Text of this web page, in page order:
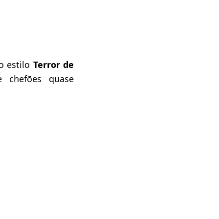
estilo Terror de
quase